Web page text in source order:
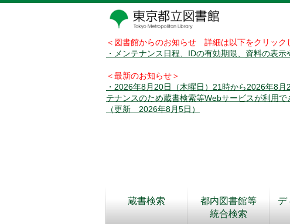
＜図書館からのお知らせ 詳細は以下をクリック
・メンテナンス日程、IDの有効期限、資料の表示
＜最新のお知らせ＞
・2026年8月20日（木曜日）21時から2026年8
テナンスのため蔵書検索等Webサービスが利用で
（更新 2026年8月5日）
蔵書検索
都内図書館等
統合検索
デ